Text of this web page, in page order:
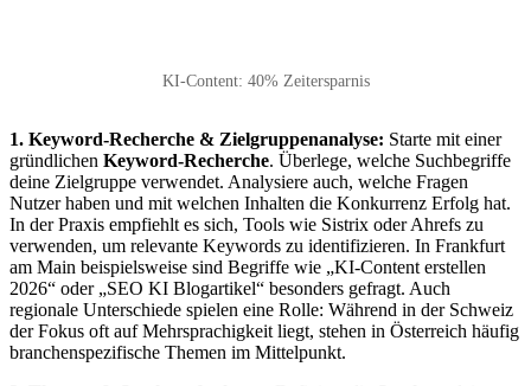
KI-Content: 40% Zeitersparnis
1. Keyword-Recherche & Zielgruppenanalyse: Starte mit einer
gründlichen Keyword-Recherche. Überlege, welche Suchbegriffe
deine Zielgruppe verwendet. Analysiere auch, welche Fragen
Nutzer haben und mit welchen Inhalten die Konkurrenz Erfolg hat.
In der Praxis empfiehlt es sich, Tools wie Sistrix oder Ahrefs zu
verwenden, um relevante Keywords zu identifizieren. In Frankfurt
am Main beispielsweise sind Begriffe wie „KI-Content erstellen
2026“ oder „SEO KI Blogartikel“ besonders gefragt. Auch
regionale Unterschiede spielen eine Rolle: Während in der Schweiz
der Fokus oft auf Mehrsprachigkeit liegt, stehen in Österreich häufig
branchenspezifische Themen im Mittelpunkt.